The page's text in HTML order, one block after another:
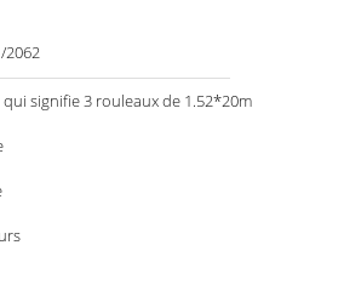
2062
qui signifie 3 rouleaux de 1.52*20m